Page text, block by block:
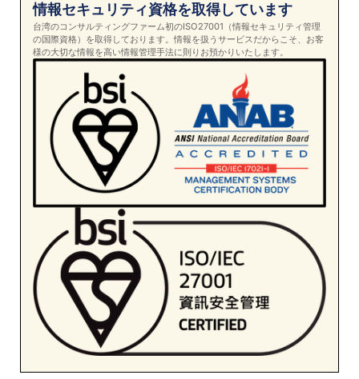
情報セキュリティ資格を取得しています
台湾のコンサルティングファーム初のISO27001（情報セキュリティ管理
の国際資格）を取得しております。情報を扱うサービスだからこそ、お客
様の大切な情報を高い情報管理手法に則りお預かりいたします。